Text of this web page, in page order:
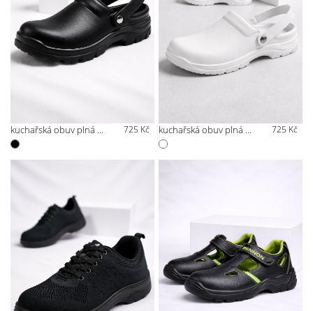
kuchařská obuv plná s páskem přes patu 725 Kč kuchařská obuv plná s páskem přes patu - bílá 725 Kč